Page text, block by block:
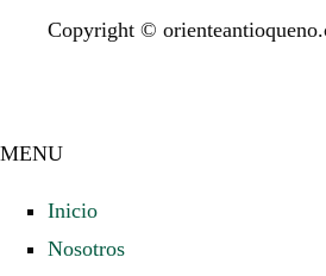
Copyright ©
MENU
Inicio
Nosotros